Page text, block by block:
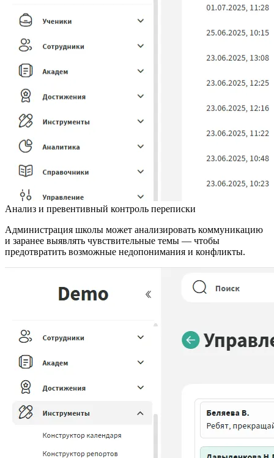
Анализ и превентивный контроль переписки
Администрация школы может анализировать коммуникацию
и заранее выявлять чувствительные темы — чтобы
предотвратить возможные недопонимания и конфликты.